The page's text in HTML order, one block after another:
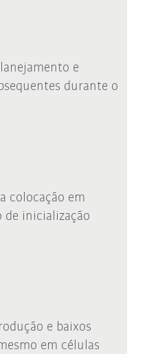
e
durante o
colocação em
inicialização
e baixos
em células